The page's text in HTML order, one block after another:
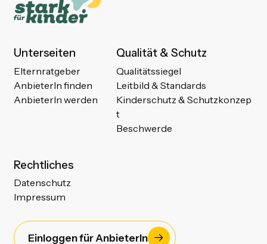
Unterseiten
Elternratgeber
AnbieterIn finden
AnbieterIn werden
Qualität & Schutz
Qualitätssiegel
Leitbild & Standards
Kinderschutz & Schutzkonzep
t
Beschwerde
Rechtliches
Datenschutz
Impressum
Einloggen für AnbieterIn